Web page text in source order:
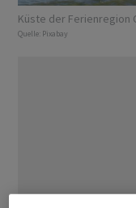
Küste der Ferienregion
Quelle: Pixabay